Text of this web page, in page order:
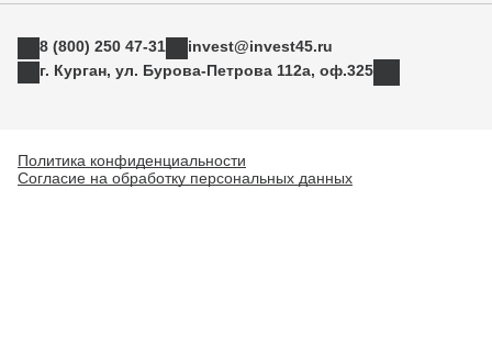
Поддержка экспорта
Фотогалерея
Медиа
8 (800) 250 47-31
invest@invest45.ru
г. Курган, ул. Бурова-Петрова 112а, оф.325
Политика конфиденциальности
Согласие на обработку персональных данных